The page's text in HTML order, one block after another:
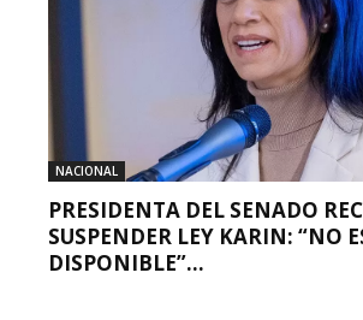
NACIONAL
PRESIDENTA DEL SENADO
SUSPENDER LEY KARIN: “NO
DISPONIBLE”...